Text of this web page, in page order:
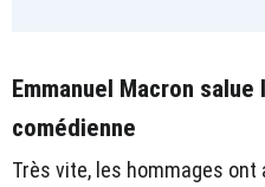
Emmanuel Macron
comédienne
Très vite, les hommages